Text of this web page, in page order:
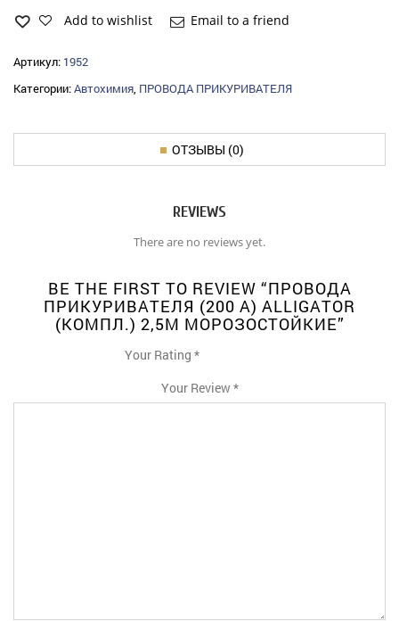
ALLIGATOR
2,5м
морозостойкие
quantity
Add to wishlist Email to a friend
Артикул: 1952
Категории:Автохимия, ПРОВОДА ПРИКУРИВАТЕЛЯ
ОТЗЫВЫ (0)
REVIEWS
There are no reviews yet.
BE THE FIRST TO REVIEW “ПРОВОДА
ПРИКУРИВАТЕЛЯ (200 А) ALLIGATOR
(КОМПЛ.) 2,5М МОРОЗОСТОЙКИЕ”
Your Rating *
1 4
Your Review *